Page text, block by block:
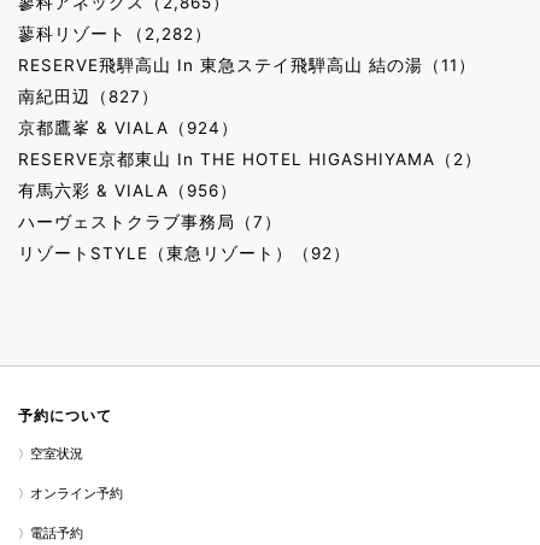
蓼科リゾート（2,282）
RESERVE飛騨高山 In 東急ステイ飛騨高山 結の湯（11）
南紀田辺（827）
京都鷹峯 & VIALA（924）
RESERVE京都東山 In THE HOTEL HIGASHIYAMA（2）
有馬六彩 & VIALA（956）
ハーヴェストクラブ事務局（7）
リゾートSTYLE（東急リゾート）（92）
予約について
空室状況
オンライン予約
電話予約